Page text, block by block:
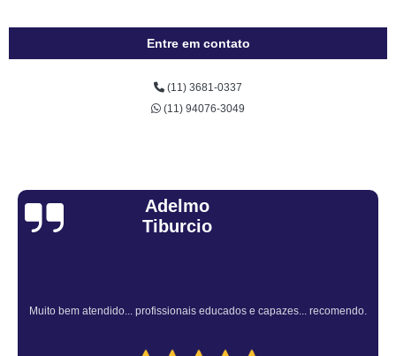
Entre em contato
(11) 3681-0337
(11) 94076-3049
Sandra Fiuza
Atendimento Rápido e Eficiente pelo consultor.